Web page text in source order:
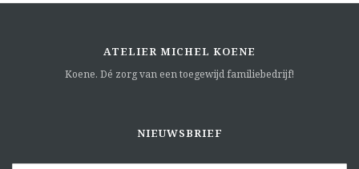
ATELIER MICHEL KOENE
Koene. Dé zorg van een toegewijd familiebedrijf!
NIEUWSBRIEF